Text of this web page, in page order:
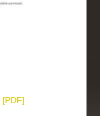
[PDF]